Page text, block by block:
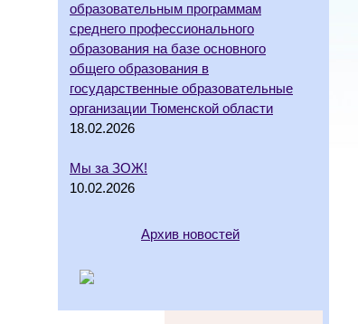
образовательным программам
среднего профессионального
образования на базе основного
общего образования в
государственные образовательные
организации Тюменской области
18.02.2026
Мы за ЗОЖ!
10.02.2026
Архив новостей